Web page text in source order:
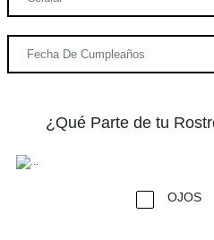
¿Qué Parte de tu
OJOS